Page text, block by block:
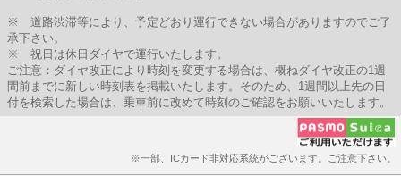
※ 道路渋滞等により、予定どおり運行できない場合がありますのでご了
承下さい。
※ 祝日は休日ダイヤで運行いたします。
ご注意：ダイヤ改正により時刻を変更する場合は、概ねダイヤ改正の1週
間前までに新しい時刻表を掲載いたします。そのため、1週間以上先の日
付を検索した場合は、乗車前に改めて時刻のご確認をお願いいたします。
※一部、ICカード非対応系統がございます。ご注意下さい。